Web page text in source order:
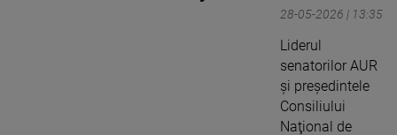
28-05-2026 | 13:35
Liderul
senatorilor AUR
şi preşedintele
Consiliului
Naţional de